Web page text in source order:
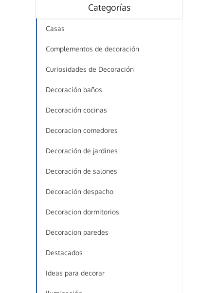
Categorías
Casas
Complementos de decoración
Curiosidades de Decoración
Decoración baños
Decoración cocinas
Decoracion comedores
Decoración de jardines
Decoración de salones
Decoración despacho
Decoracion dormitorios
Decoracion paredes
Destacados
Ideas para decorar